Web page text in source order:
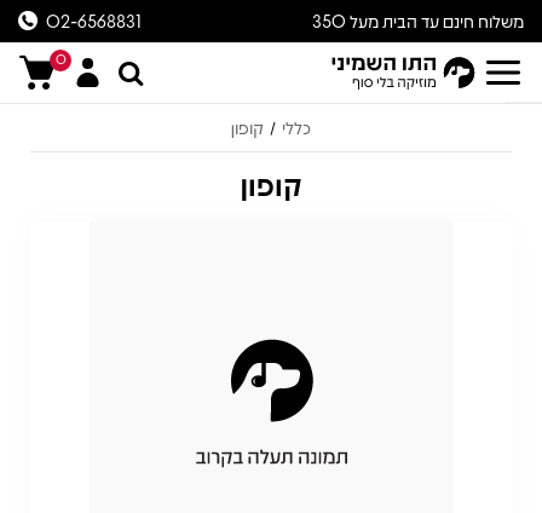
משלוח חינם עד הבית מעל 350
ש״ח
02-6568831
0
כללי / קופון
קופון